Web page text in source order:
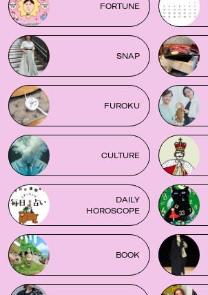
FORTUNE
SNAP
FUROKU
CULTURE
DAILY
HOROSCOPE
BOOK